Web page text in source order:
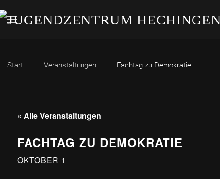
Start Veranstaltungen Fachtag zu Demokratie
« Alle Veranstaltungen
FACHTAG ZU DEMOKRATIE
OKTOBER 1